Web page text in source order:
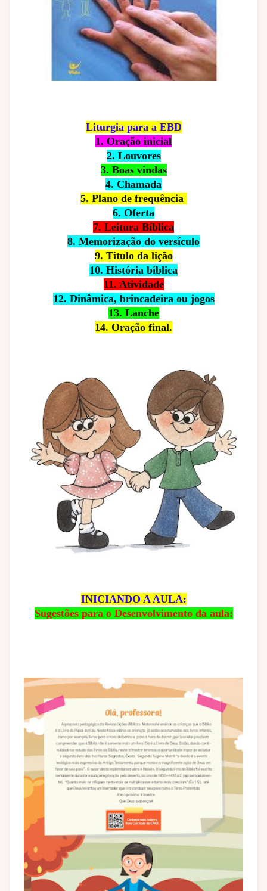
Liturgia para a EBD
1. Oração inicial
2. Louvores
3. Boas vindas
4. Chamada
5. Plano de frequência
6. Oferta
7. Leitura Bíblica
8. Memorização do versículo
9. Titulo da lição
10. História bíblica
11. Atividade
12. Dinâmica, brincadeira ou jogos
13. Lanche
14. Oração final.
INICIANDO A AULA:
Sugestões para o Desenvolvimento da aula: